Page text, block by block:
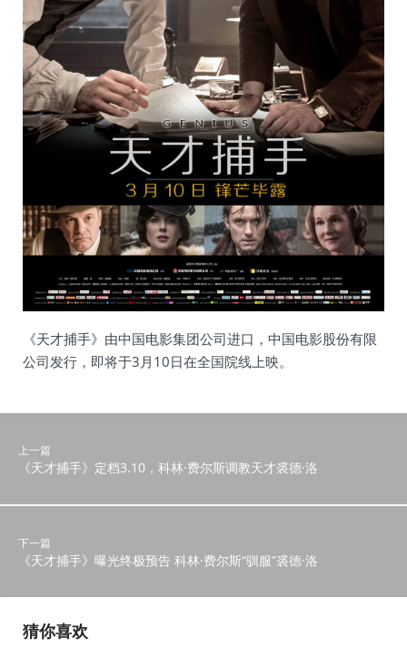
《天才捕手》由中国电影集团公司进口，中国电影股份有限
公司发行，即将于3月10日在全国院线上映。
上一篇
《天才捕手》定档3.10，科林·费尔斯调教天才裘德·洛
下一篇
《天才捕手》曝光终极预告 科林·费尔斯“驯服”裘德·洛
猜你喜欢